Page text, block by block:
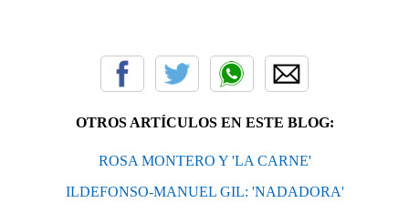
OTROS ARTÍCULOS EN ESTE BLOG:
ROSA MONTERO Y 'LA CARNE'
ILDEFONSO-MANUEL GIL: 'NADADORA'